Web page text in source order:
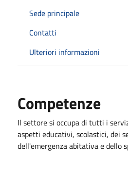
Sede principale
Contatti
Ulteriori informazioni
Competenze
Il settore si occupa di tutti i
aspetti educativi, scolastici, dei
dell'emergenza abitativa e dello